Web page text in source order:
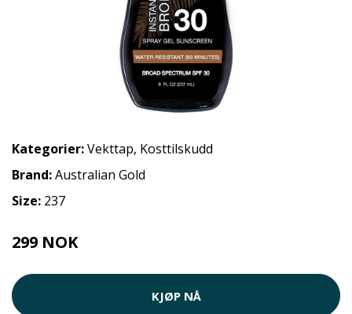
Kategorier:Vekttap, Kosttilskudd
Brand:Australian Gold
Size: 237
299 NOK
KJØP NÅ